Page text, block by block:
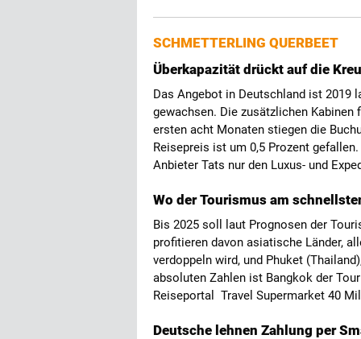
SCHMETTERLING QUERBEET
Überkapazität drückt auf die
Das Angebot in Deutschland ist 2019
gewachsen. Die zusätzlichen Kabinen
ersten acht Monaten stiegen die
Reisepreis ist um 0,5 Prozent
Anbieter Tats nur den Luxus- und
Wo der Tourismus am
Bis 2025 soll laut Prognosen der
profitieren davon asiatische Länder,
verdoppeln wird, und Phuket
absoluten Zahlen ist Bangkok der
Reiseportal Travel Supermarket 40
Deutsche lehnen Zahlung per